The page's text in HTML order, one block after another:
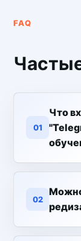
FAQ
01
Что
02